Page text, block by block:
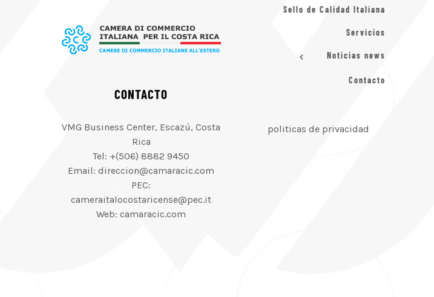
CONTACTO
VMG Business Center, Escazú, Costa
Rica
Tel: +(506) 8882 9450
Email: direccion@camaracic.com
PEC:
cameraitalocostaricense@pec.it
Web: camaracic.com
Sello de Calidad Italiana
Servicios
Noticias news
Contacto
politicas de privacidad